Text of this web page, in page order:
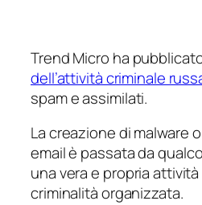
Trend Micro ha
dell’attività criminale
spam e assimilati.
La creazione di malware
email è passata da
una vera e propria
criminalità organizzata.